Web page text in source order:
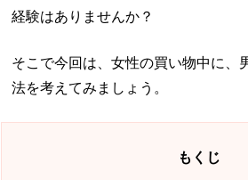
経験はありませんか？
そこで今回は、女性の買い物中に、
法を考えてみましょう。
もくじ